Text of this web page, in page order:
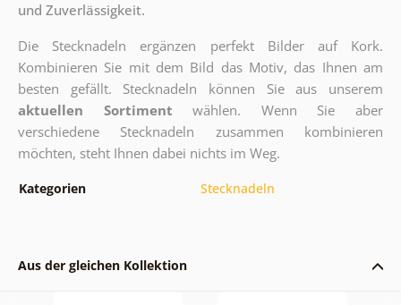
und Zuverlässigkeit.
Die Stecknadeln ergänzen perfekt Bilder auf Kork.
Kombinieren Sie mit dem Bild das Motiv, das Ihnen am
besten gefällt. Stecknadeln können Sie aus unserem
aktuellen Sortiment wählen. Wenn Sie aber
verschiedene Stecknadeln zusammen kombinieren
möchten, steht Ihnen dabei nichts im Weg.
Kategorien Stecknadeln
Aus der gleichen Kollektion